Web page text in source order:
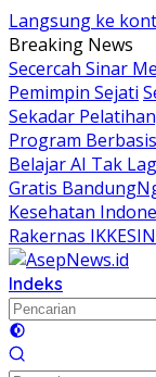
Langsung ke
Breaking News
Secercah Sinar
Pemimpin Sejati
Sekadar
Program
Belajar AI Tak
Gratis
Kesehatan
Rakernas
Indeks